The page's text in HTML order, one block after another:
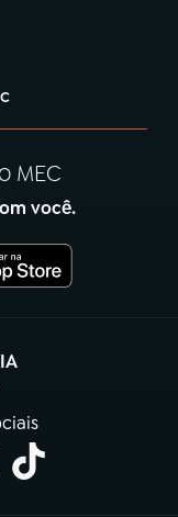
MEC
você.
nova aba)